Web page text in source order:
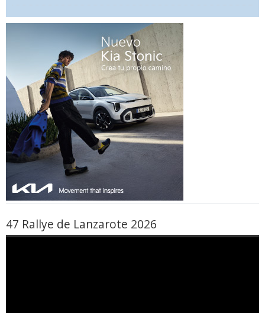
47 Rallye de Lanzarote 2026